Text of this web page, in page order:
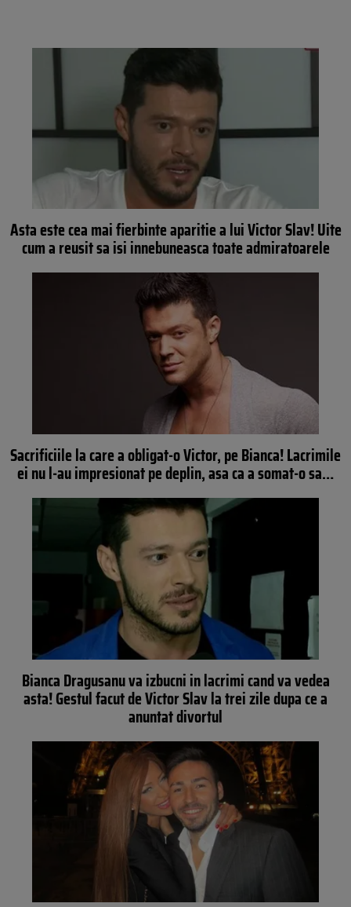
Asta este cea mai fierbinte aparitie a lui Victor Slav! Uite
cum a reusit sa isi innebuneasca toate admiratoarele
Sacrificiile la care a obligat-o Victor, pe Bianca! Lacrimile
ei nu l-au impresionat pe deplin, asa ca a somat-o sa…
Bianca Dragusanu va izbucni in lacrimi cand va vedea
asta! Gestul facut de Victor Slav la trei zile dupa ce a
anuntat divortul